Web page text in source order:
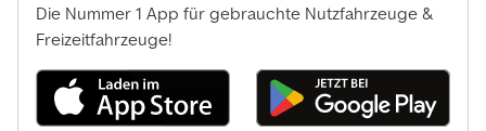
Die Nummer 1 App für gebrauchte Nutzfahrzeuge &
Freizeitfahrzeuge!